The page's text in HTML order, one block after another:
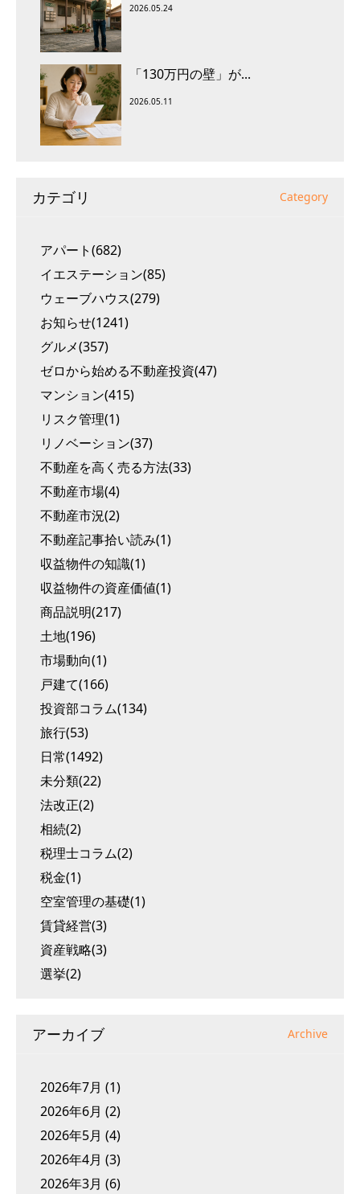
2026.05.24
「130万円の壁」が...
2026.05.11
カテゴリ Category
アパート(682)
イエステーション(85)
ウェーブハウス(279)
お知らせ(1241)
グルメ(357)
ゼロから始める不動産投資(47)
マンション(415)
リスク管理(1)
リノベーション(37)
不動産を高く売る方法(33)
不動産市場(4)
不動産市況(2)
不動産記事拾い読み(1)
収益物件の知識(1)
収益物件の資産価値(1)
商品説明(217)
土地(196)
市場動向(1)
戸建て(166)
投資部コラム(134)
旅行(53)
日常(1492)
未分類(22)
法改正(2)
相続(2)
税理士コラム(2)
税金(1)
空室管理の基礎(1)
賃貸経営(3)
資産戦略(3)
選挙(2)
アーカイブ Archive
2026年7月 (1)
2026年6月 (2)
2026年5月 (4)
2026年4月 (3)
2026年3月 (6)